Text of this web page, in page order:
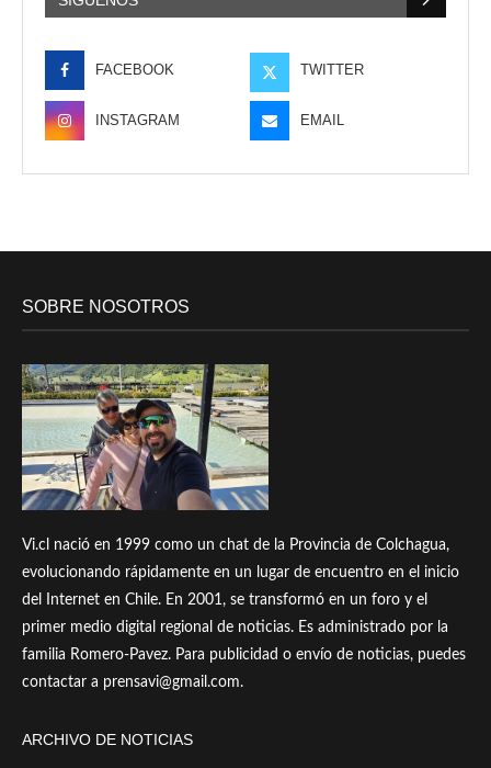
FACEBOOK TWITTER
INSTAGRAM EMAIL
SOBRE NOSOTROS
Vi.cl nació en 1999 como un chat de la Provincia de Colchagua,
evolucionando rápidamente en un lugar de encuentro en el inicio
del Internet en Chile. En 2001, se transformó en un foro y el
primer medio digital regional de noticias. Es administrado por la
familia Romero-Pavez. Para publicidad o envío de noticias, puedes
contactar a prensavi@gmail.com.
ARCHIVO DE NOTICIAS